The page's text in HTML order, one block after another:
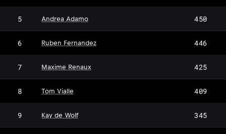
5 Andrea Adamo 450
6 Ruben Fernandez 446
7 Maxime Renaux 425
8 Tom Vialle 409
9 Kay de Wolf 345